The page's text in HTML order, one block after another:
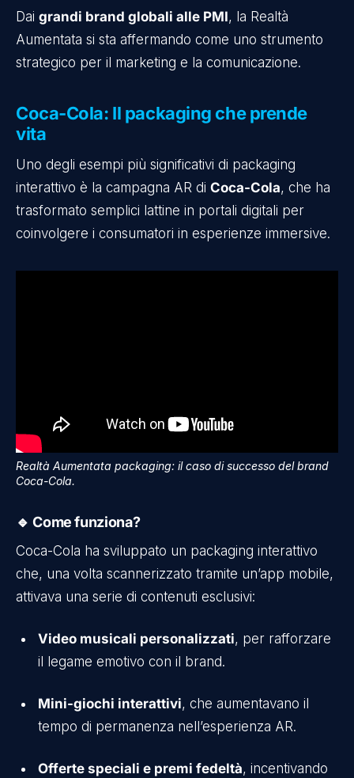
Dai grandi brand globali alle PMI, la Realtà
Aumentata si sta affermando come uno strumento
strategico per il marketing e la comunicazione.
Coca-Cola: Il packaging che prende
vita
Uno degli esempi più significativi di packaging
interattivo è la campagna AR di Coca-Cola, che ha
trasformato semplici lattine in portali digitali per
coinvolgere i consumatori in esperienze immersive.
Realtà Aumentata packaging: il caso di successo del brand
Coca-Cola.
🔹 Come funziona?
Coca-Cola ha sviluppato un packaging interattivo
che, una volta scannerizzato tramite un’app mobile,
attivava una serie di contenuti esclusivi:
Video musicali personalizzati, per rafforzare
il legame emotivo con il brand.
Mini-giochi interattivi, che aumentavano il
tempo di permanenza nell’esperienza AR.
Offerte speciali e premi fedeltà, incentivando